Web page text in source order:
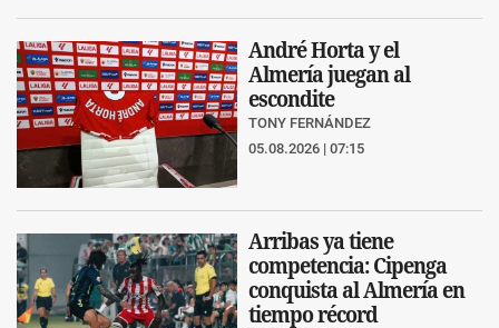
André Horta y el
Almería juegan al
escondite
TONY FERNÁNDEZ
05.08.2026 | 07:15
Arribas ya tiene
competencia: Cipenga
conquista al Almería en
tiempo récord